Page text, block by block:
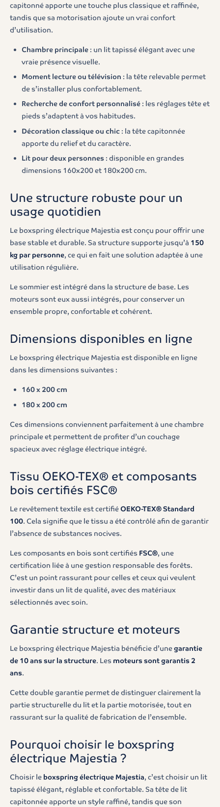
capitonné apporte une touche plus classique et raffinée,
tandis que sa motorisation ajoute un vrai confort
d’utilisation.
Chambre principale: un lit tapissé élégant avec une
vraie présence visuelle.
Moment lecture ou télévision : la tête relevable permet
de s’installer plus confortablement.
Recherche de confort personnalisé: les réglages tête et
pieds s’adaptent à vos habitudes.
Décoration classique ou chic: la tête capitonnée
apporte du relief et du caractère.
Lit pour deux personnes: disponible en grandes
dimensions 160x200 et 180x200 cm.
Une structure robuste pour un
usage quotidien
Le boxspring électrique Majestia est conçu pour offrir une
base stable et durable. Sa structure supporte jusqu’à 150
kg par personne, ce qui en fait une solution adaptée à une
utilisation régulière.
Le sommier est intégré dans la structure de base. Les
moteurs sont eux aussi intégrés, pour conserver un
ensemble propre, confortable et cohérent.
Dimensions disponibles en ligne
Le boxspring électrique Majestia est disponible en ligne
dans les dimensions suivantes :
160 x 200 cm
180 x 200 cm
Ces dimensions conviennent parfaitement à une chambre
principale et permettent de profiter d’un couchage
spacieux avec réglage électrique intégré.
Tissu OEKO-TEX® et composants
bois certifiés FSC®
Le revêtement textile est certifiéOEKO-TEX® Standard
100. Cela signifie que le tissu a été contrôlé afin de garantir
l’absence de substances nocives.
Les composants en bois sont certifiés FSC®, une
certification liée à une gestion responsable des forêts.
C’est un point rassurant pour celles et ceux qui veulent
investir dans un lit de qualité, avec des matériaux
sélectionnés avec soin.
Garantie structure et moteurs
Le boxspring électrique Majestia bénéficie d’unegarantie
de 10 ans sur la structure. Les moteurs sont garantis 2
ans.
Cette double garantie permet de distinguer clairement la
partie structurelle du lit et la partie motorisée, tout en
rassurant sur la qualité de fabrication de l’ensemble.
Pourquoi choisir le boxspring
électrique Majestia ?
Choisir le boxspring électrique Majestia, c’est choisir un lit
tapissé élégant, réglable et confortable. Sa tête de lit
capitonnée apporte un style raffiné, tandis que son